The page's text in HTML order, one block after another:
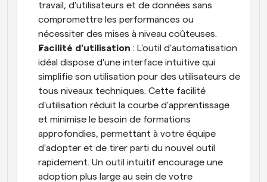
travail, d'utilisateurs et de données sans
compromettre les performances ou
nécessiter des mises à niveau coûteuses.
Facilité d'utilisation : L'outil d'automatisation
idéal dispose d'une interface intuitive qui
simplifie son utilisation pour des utilisateurs de
tous niveaux techniques. Cette facilité
d'utilisation réduit la courbe d'apprentissage
et minimise le besoin de formations
approfondies, permettant à votre équipe
d'adopter et de tirer parti du nouvel outil
rapidement. Un outil intuitif encourage une
adoption plus large au sein de votre